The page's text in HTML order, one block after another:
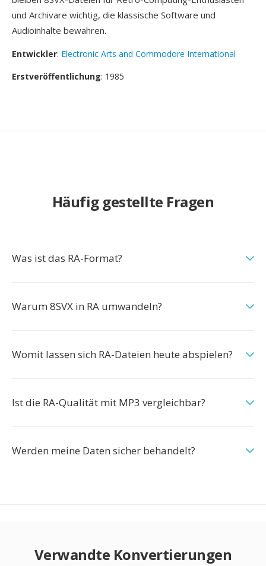
und Archivare wichtig, die klassische Software und
Audioinhalte bewahren.
Entwickler: Electronic Arts and Commodore International
Erstveröffentlichung: 1985
Häufig gestellte Fragen
Was ist das RA-Format?
Warum 8SVX in RA umwandeln?
Womit lassen sich RA-Dateien heute abspielen?
Ist die RA-Qualität mit MP3 vergleichbar?
Werden meine Daten sicher behandelt?
Verwandte Konvertierungen